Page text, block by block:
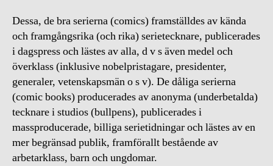
Dessa, de bra serierna (comics) framställdes av kända
och framgångsrika (och rika) serietecknare, publicerades
i dagspress och lästes av alla, d v s även medel och
överklass (inklusive nobelpristagare, presidenter,
generaler, vetenskapsmän o s v). De dåliga serierna
(comic books) producerades av anonyma (underbetalda)
tecknare i studios (bullpens), publicerades i
massproducerade, billiga serietidningar och lästes av en
mer begränsad publik, framförallt bestående av
arbetarklass, barn och ungdomar.